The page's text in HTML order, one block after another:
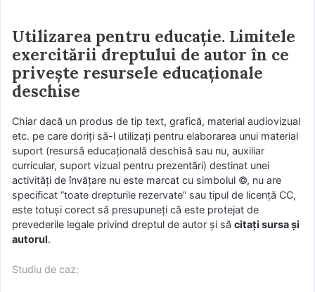
Utilizarea pentru educație. Limitele
exercitării dreptului de autor în ce
privește resursele educaționale
deschise
Chiar dacă un produs de tip text, grafică, material audiovizual
etc. pe care doriți să-l utilizați pentru elaborarea unui material
suport (resursă educațională deschisă sau nu, auxiliar
curricular, suport vizual pentru prezentări) destinat unei
activități de învățare nu este marcat cu simbolul ©, nu are
specificat ”toate drepturile rezervate” sau tipul de licență CC,
este totuși corect să presupuneți că este protejat de
prevederile legale privind dreptul de autor și să citați sursa și
autorul.
Studiu de caz: